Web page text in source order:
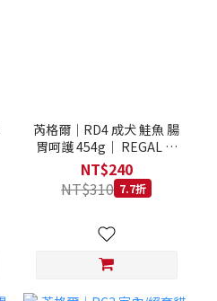
芮格爾｜RD4 成犬 鮭魚 腸
胃呵護 454g｜ REGAL 天
然犬糧 狗飼料
NT$240
NT$310 7.7折